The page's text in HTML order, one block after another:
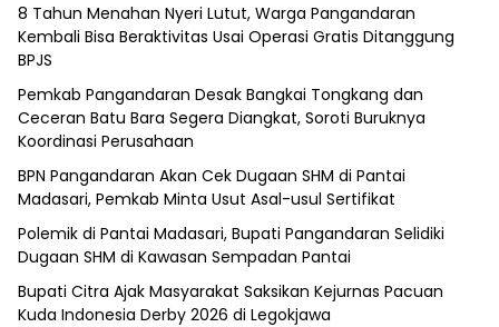
8 Tahun Menahan Nyeri Lutut, Warga Pangandaran
Kembali Bisa Beraktivitas Usai Operasi Gratis Ditanggung
BPJS
Pemkab Pangandaran Desak Bangkai Tongkang dan
Ceceran Batu Bara Segera Diangkat, Soroti Buruknya
Koordinasi Perusahaan
BPN Pangandaran Akan Cek Dugaan SHM di Pantai
Madasari, Pemkab Minta Usut Asal-usul Sertifikat
Polemik di Pantai Madasari, Bupati Pangandaran Selidiki
Dugaan SHM di Kawasan Sempadan Pantai
Bupati Citra Ajak Masyarakat Saksikan Kejurnas Pacuan
Kuda Indonesia Derby 2026 di Legokjawa